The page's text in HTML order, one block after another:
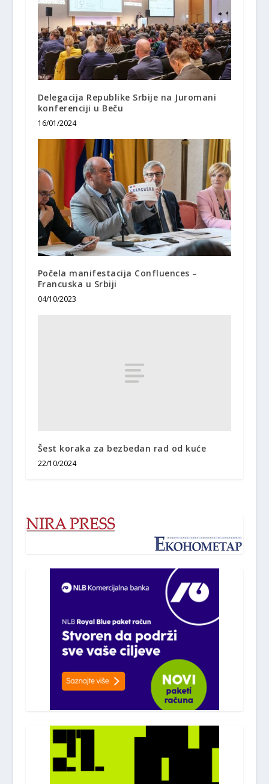
Delegacija Republike Srbije na Juromani
konferenciji u Beču
16/01/2024
Počela manifestacija Confluences –
Francuska u Srbiji
04/10/2023
Šest koraka za bezbedan rad od kuće
22/10/2024